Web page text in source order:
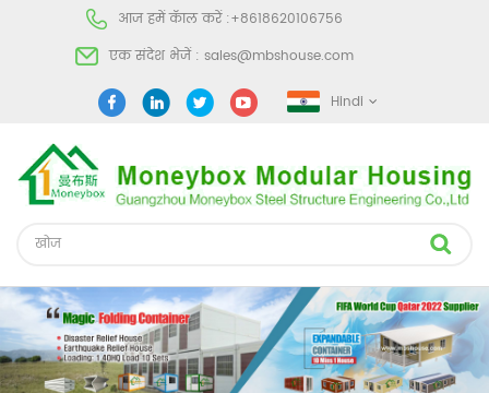
आज हमें कॅाल करें :+8618620106756
एक संदेश भेजें : sales@mbshouse.com
Hindi